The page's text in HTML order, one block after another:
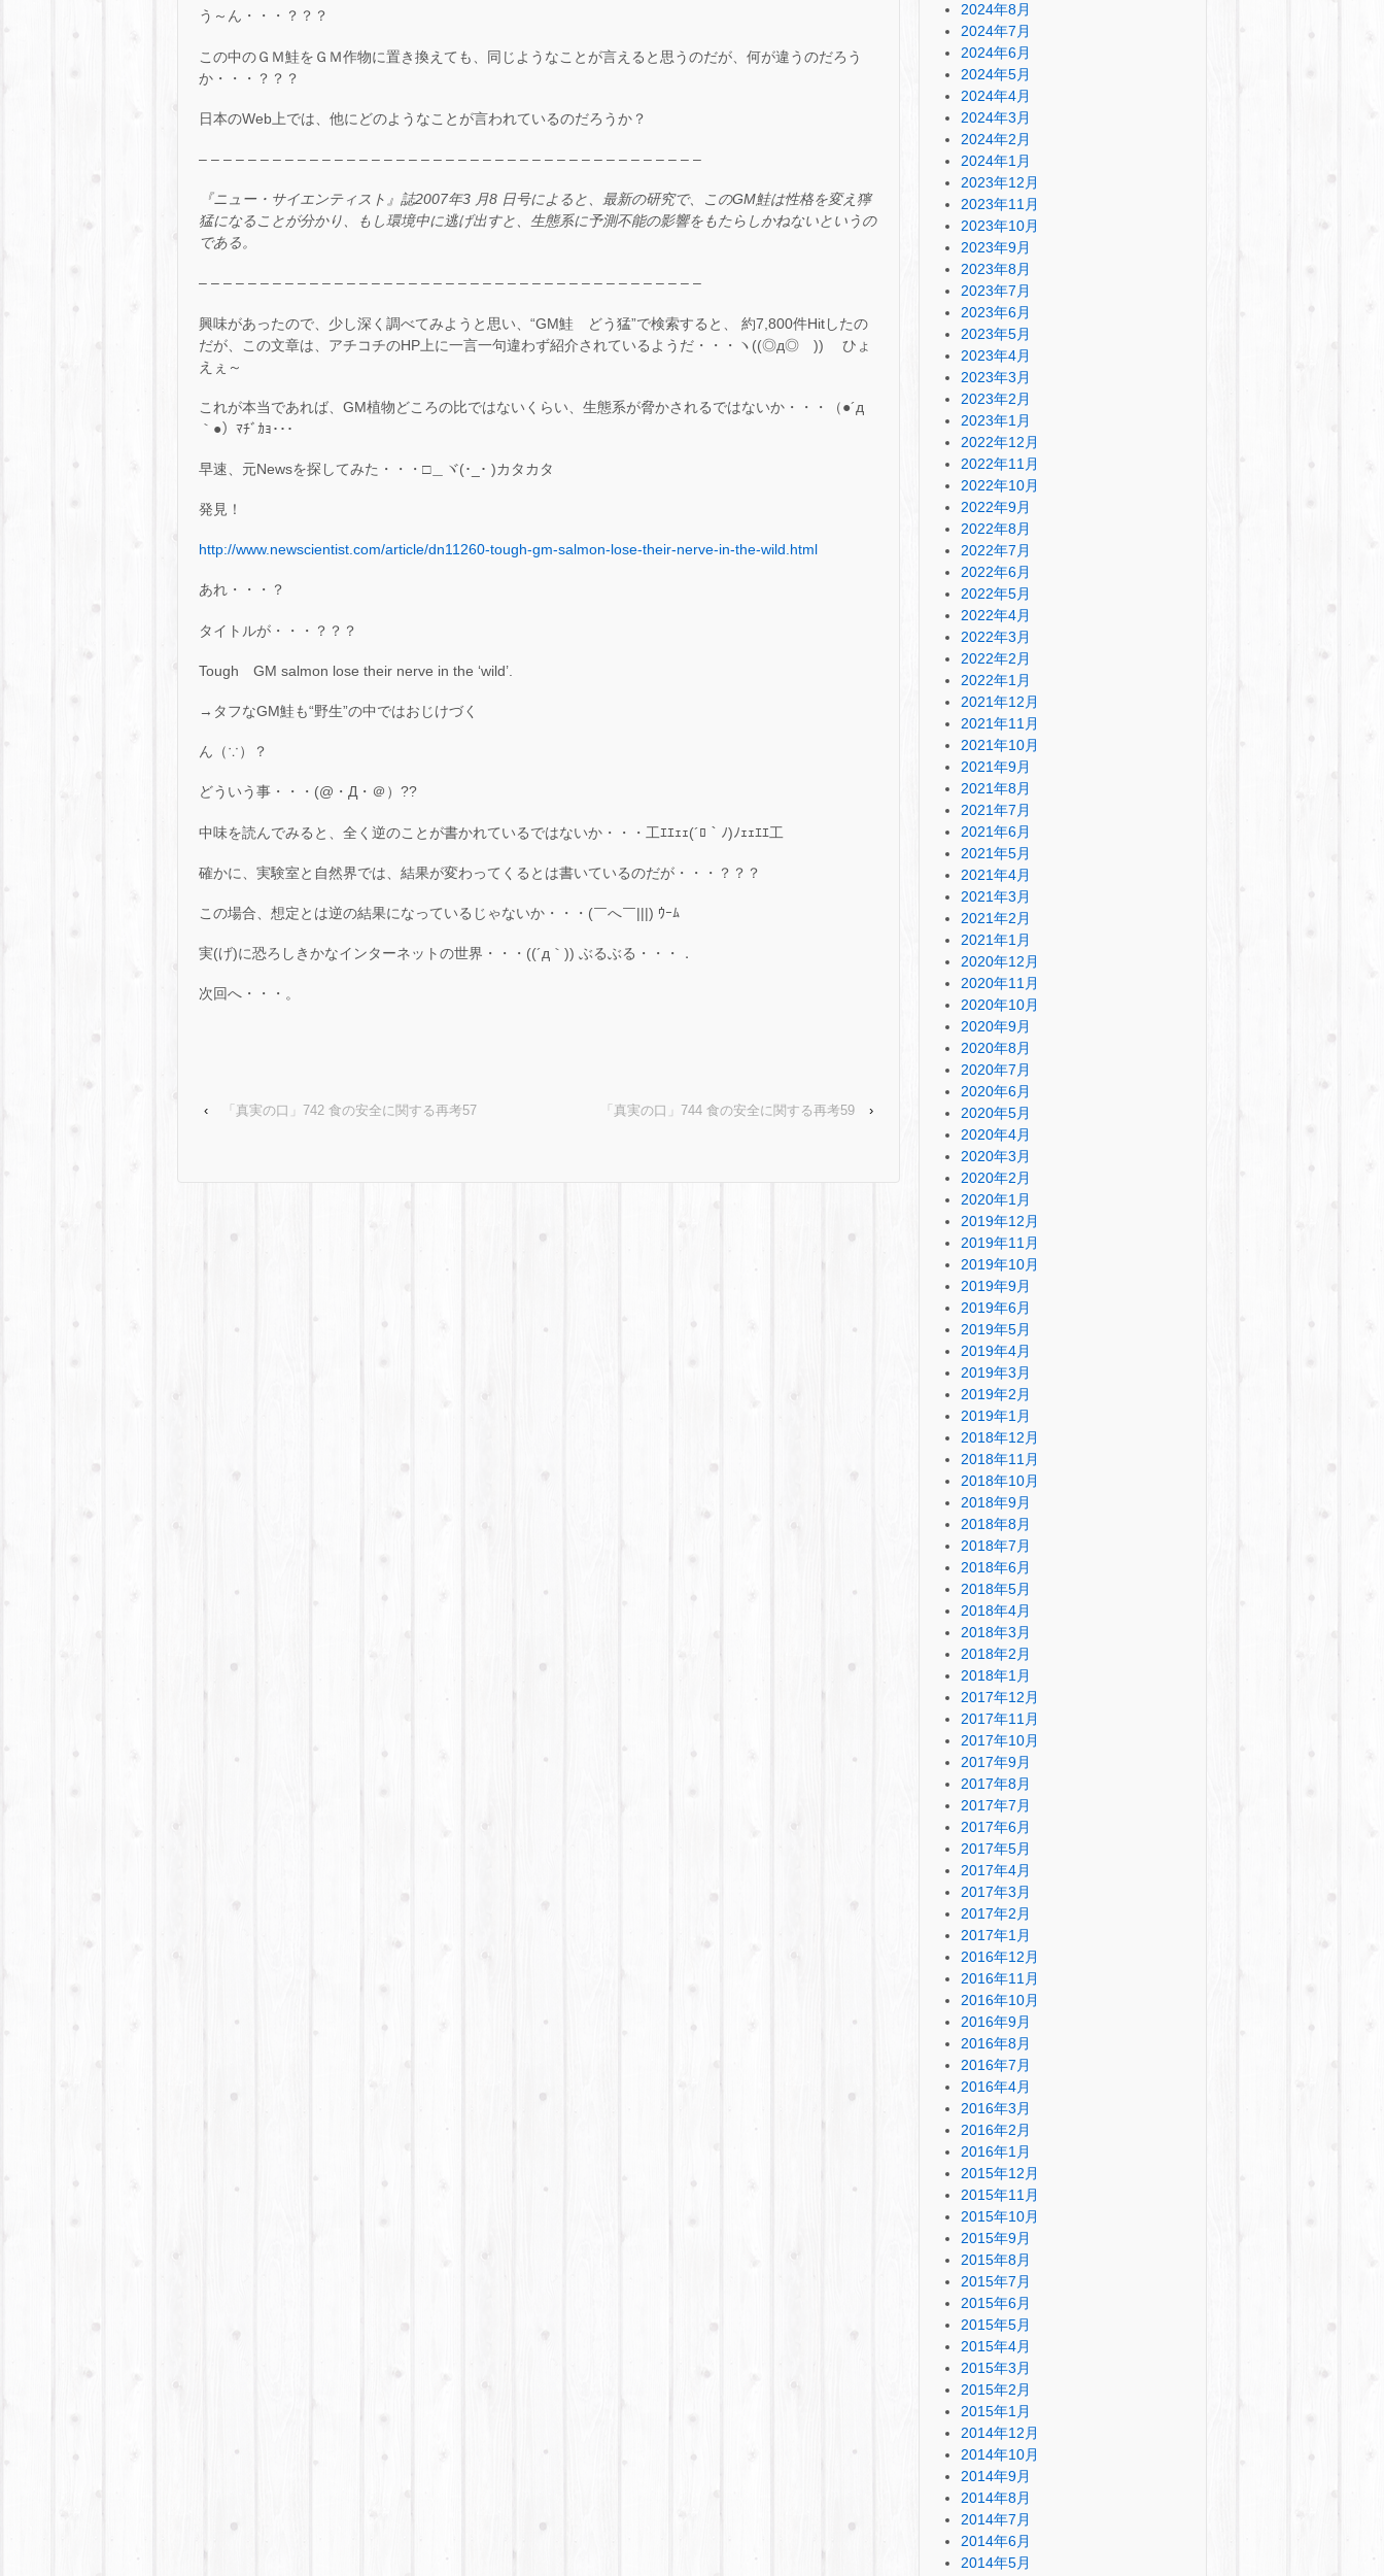
う～ん・・・？？？
この中のＧＭ鮭をＧＭ作物に置き換えても、同じようなことが言えると思うのだが、何が違うのだろう
か・・・？？？
日本のWeb上では、他にどのようなことが言われているのだろうか？
– – – – – – – – – – – – – – – – – – – – – – – – – – – – – – – – – – – – – – – – –
『ニュー・サイエンティスト』誌2007年3 月8 日号によると、最新の研究で、このGM鮭は性格を変え獰
猛になることが分かり、もし環境中に逃げ出すと、生態系に予測不能の影響をもたらしかねないというの
である。
– – – – – – – – – – – – – – – – – – – – – – – – – – – – – – – – – – – – – – – – –
興味があったので、少し深く調べてみようと思い、“GM鮭 どう猛”で検索すると、 約7,800件Hitしたの
だが、この文章は、アチコチのHP上に一言一句違わず紹介されているようだ・・・ヽ((◎д◎ ))ゝ ひょ
えぇ～
これが本当であれば、GM植物どころの比ではないくらい、生態系が脅かされるではないか・・・（●´д
｀●）ﾏﾁﾞｶｮ･･･
早速、元Newsを探してみた・・・□＿ヾ(･_･ )カタカタ
発見！
http://www.newscientist.com/article/dn11260-tough-gm-salmon-lose-their-nerve-in-the-wild.html
あれ・・・？
タイトルが・・・？？？
Tough GM salmon lose their nerve in the ‘wild’.
→タフなGM鮭も“野生”の中ではおじけづく
ん（∵）？
どういう事・・・(@・Д・＠）??
中味を読んでみると、全く逆のことが書かれているではないか・・・工ｴｴｪｪ(´ﾛ｀ﾉ)ﾉｪｪｴｴ工
確かに、実験室と自然界では、結果が変わってくるとは書いているのだが・・・？？？
この場合、想定とは逆の結果になっているじゃないか・・・(￣へ￣|||) ｳｰﾑ
実(げ)に恐ろしきかなインターネットの世界・・・((´д｀)) ぶるぶる・・・．
次回へ・・・。
‹ 「真実の口」742 食の安全に関する再考57 「真実の口」744 食の安全に関する再考59 ›
2024年8月
2024年7月
2024年6月
2024年5月
2024年4月
2024年3月
2024年2月
2024年1月
2023年12月
2023年11月
2023年10月
2023年9月
2023年8月
2023年7月
2023年6月
2023年5月
2023年4月
2023年3月
2023年2月
2023年1月
2022年12月
2022年11月
2022年10月
2022年9月
2022年8月
2022年7月
2022年6月
2022年5月
2022年4月
2022年3月
2022年2月
2022年1月
2021年12月
2021年11月
2021年10月
2021年9月
2021年8月
2021年7月
2021年6月
2021年5月
2021年4月
2021年3月
2021年2月
2021年1月
2020年12月
2020年11月
2020年10月
2020年9月
2020年8月
2020年7月
2020年6月
2020年5月
2020年4月
2020年3月
2020年2月
2020年1月
2019年12月
2019年11月
2019年10月
2019年9月
2019年6月
2019年5月
2019年4月
2019年3月
2019年2月
2019年1月
2018年12月
2018年11月
2018年10月
2018年9月
2018年8月
2018年7月
2018年6月
2018年5月
2018年4月
2018年3月
2018年2月
2018年1月
2017年12月
2017年11月
2017年10月
2017年9月
2017年8月
2017年7月
2017年6月
2017年5月
2017年4月
2017年3月
2017年2月
2017年1月
2016年12月
2016年11月
2016年10月
2016年9月
2016年8月
2016年7月
2016年4月
2016年3月
2016年2月
2016年1月
2015年12月
2015年11月
2015年10月
2015年9月
2015年8月
2015年7月
2015年6月
2015年5月
2015年4月
2015年3月
2015年2月
2015年1月
2014年12月
2014年10月
2014年9月
2014年8月
2014年7月
2014年6月
2014年5月